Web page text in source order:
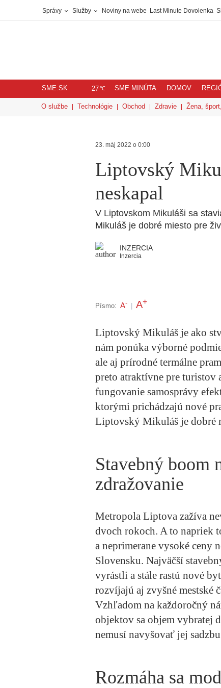
Správy Služby Noviny na webe Last Minute Dovolenka
SME.SK 27℃ SME MINÚTA DOMOV
O službe Technológie Obchod Zdravie Žena,
23. máj 2022 o 0:00
Liptovský
neskapal
V Liptovskom Mikuláši sa
Mikuláš je dobré miesto pre
INZERCIA
Inzercia
Písmo: A- A+
Liptovský Mikuláš je ako
nám ponúka výborné
ale aj prírodné termálne
preto atraktívne pre turistov
fungovanie samosprávy
ktorými prichádzajú nové
Liptovský Mikuláš je dobré
Stavebný boom
zdražovanie
Metropola Liptova zažíva
dvoch rokoch. A to napriek
a neprimerane vysoké ceny
Slovensku. Najväčší
vyrástli a stále rastú nové
rozvíjajú aj zvyšné mestské
Vzhľadom na každoročný
objektov sa objem vybratej
nemusí navyšovať jej
Rozmáha sa